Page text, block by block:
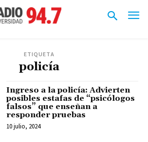
ETIQUETA
policía
Ingreso a la policía: Advierten
posibles estafas de “psicólogos
falsos” que enseñan a
responder pruebas
10 julio, 2024